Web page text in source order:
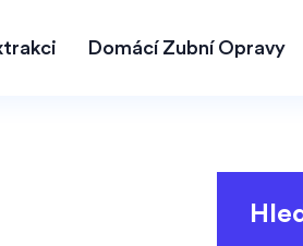
Domácí Zubní Opravy